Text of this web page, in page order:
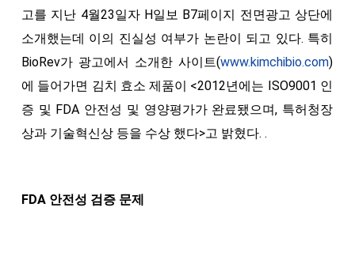
고를 지난 4월23일자 H일보 B7페이지 전면광고 상단에
소개했는데 이의 진실성 여부가 논란이 되고 있다. 특히
BioRev가 광고에서 소개한 사이트(www.kimchibio.com)
에 들어가면 김치 효소 제품이 <2012년에는 ISO9001 인
증 및 FDA 안전성 및 영양평가가 완료됐으며, 특허청장
상과 기술혁신상 등을 수상 했다>고 밝혔다. .
FDA 안전성 검증 문제